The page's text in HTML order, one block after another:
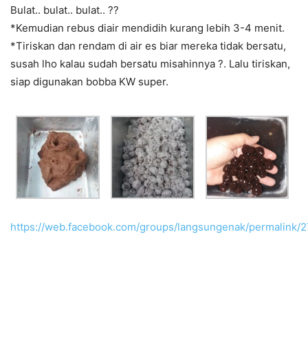
Bulat.. bulat.. bulat.. ??
*Kemudian rebus diair mendidih kurang lebih 3-4 menit.
*Tiriskan dan rendam di air es biar mereka tidak bersatu,
susah lho kalau sudah bersatu misahinnya ?. Lalu tiriskan,
siap digunakan bobba KW super.
https://web.facebook.com/groups/langsungenak/permalink/